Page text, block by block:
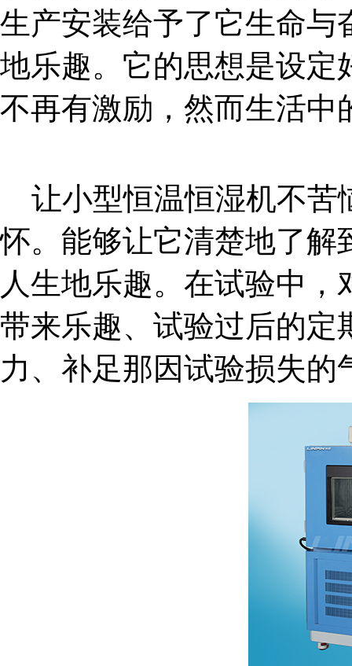
生产安装给予了它生命与
地乐趣。它的思想是设定
不再有激励，然而生活中
让小型恒温恒湿机不苦
怀。能够让它清楚地了解
人生地乐趣。在试验中
带来乐趣、试验过后的定
力、补足那因试验损失的